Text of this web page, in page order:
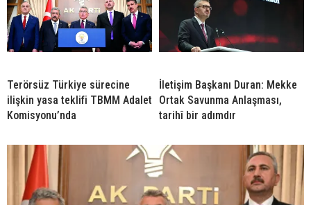
Terörsüz Türkiye sürecine
ilişkin yasa teklifi TBMM Adalet
Komisyonu’nda
İletişim Başkanı Duran: Mekke
Ortak Savunma Anlaşması,
tarihî bir adımdır